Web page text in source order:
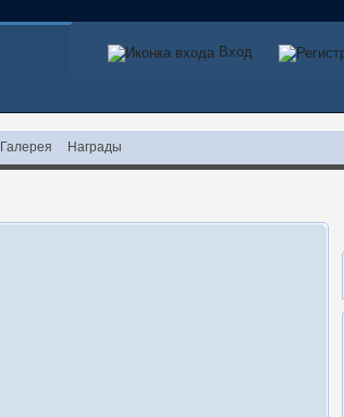
Вход
Галерея Награды